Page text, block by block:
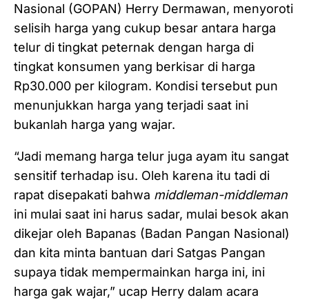
Nasional (GOPAN) Herry Dermawan, menyoroti
selisih harga yang cukup besar antara harga
telur di tingkat peternak dengan harga di
tingkat konsumen yang berkisar di harga
Rp30.000 per kilogram. Kondisi tersebut pun
menunjukkan harga yang terjadi saat ini
bukanlah harga yang wajar.
“Jadi memang harga telur juga ayam itu sangat
sensitif terhadap isu. Oleh karena itu tadi di
rapat disepakati bahwa middleman-middleman
ini mulai saat ini harus sadar, mulai besok akan
dikejar oleh Bapanas (Badan Pangan Nasional)
dan kita minta bantuan dari Satgas Pangan
supaya tidak mempermainkan harga ini, ini
harga gak wajar,” ucap Herry dalam acara